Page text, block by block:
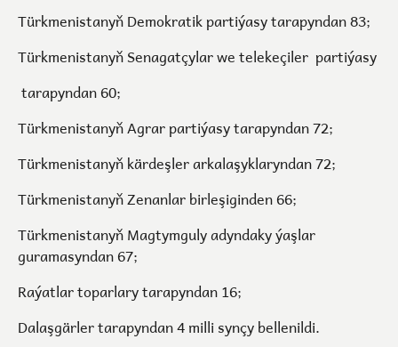
Türkmenistanyň Demokratik partiýasy tarapyndan 83;
Türkmenistanyň Senagatçylar we telekeçiler partiýasy
tarapyndan 60;
Türkmenistanyň Agrar partiýasy tarapyndan 72;
Türkmenistanyň kärdeşler arkalaşyklaryndan 72;
Türkmenistanyň Zenanlar birleşiginden 66;
Türkmenistanyň Magtymguly adyndaky ýaşlar
guramasyndan 67;
Raýatlar toparlary tarapyndan 16;
Dalaşgärler tarapyndan 4 milli synçy bellenildi.